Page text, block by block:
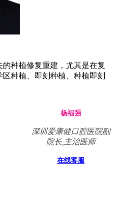
种植修复重建，尤其是在复
种植、即刻种植、种植即刻
杨福强
深圳爱康健口腔医院副
院长,主治医师
在线客服